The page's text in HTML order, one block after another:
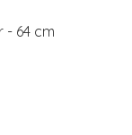
- 64 cm